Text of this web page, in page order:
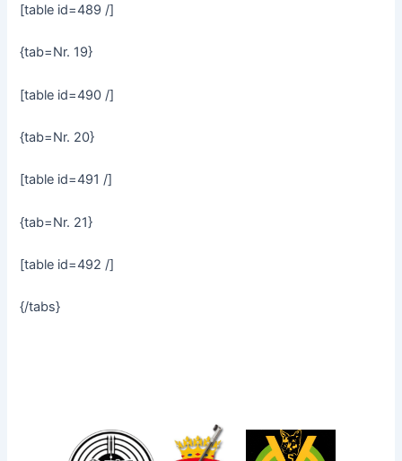
[table id=489 /]
{tab=Nr. 19}
[table id=490 /]
{tab=Nr. 20}
[table id=491 /]
{tab=Nr. 21}
[table id=492 /]
{/tabs}